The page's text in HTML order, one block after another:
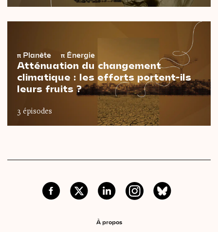
π Planète π Énergie
Atténuation du changement
climatique : les efforts portent-ils
leurs fruits ?
3 épisodes
À propos